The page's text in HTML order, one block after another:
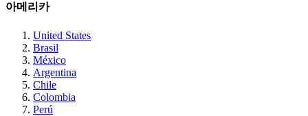
아메리카
United States
Brasil
México
Argentina
Chile
Colombia
Perú